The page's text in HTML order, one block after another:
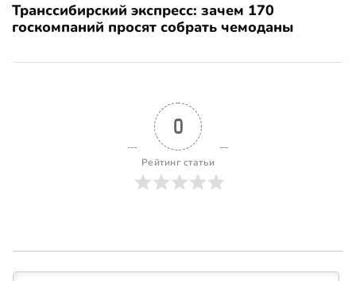
Транссибирский экспресс: зачем 170
госкомпаний просят собрать чемоданы
0
Рейтинг статьи